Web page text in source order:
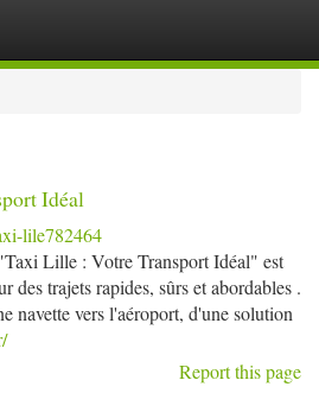
Idéal
lile782464
Lille : Votre Transport Idéal" est
des trajets rapides, sûrs et abordables .
navette vers l'aéroport, d'une solution
Report this page